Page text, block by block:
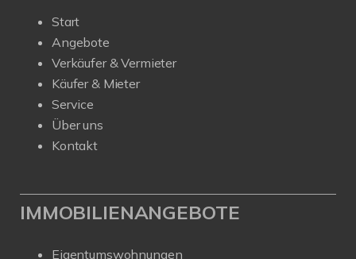
Start
Angebote
Verkäufer & Vermieter
Käufer & Mieter
Service
Über uns
Kontakt
IMMOBILIENANGEBOTE
Eigentumswohnungen